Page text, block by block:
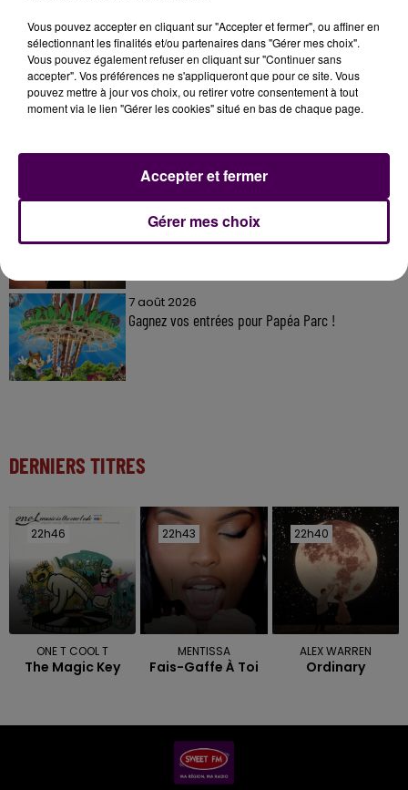
À LA UNE
7 août 2026
Inscrivez-vous au casting The Voice & The Voice
Kids !
7 août 2026
Gagnez vos entrées pour Papéa Parc !
DERNIERS TITRES
22h46
22h46
ONE T COOL T
The Magic Key
22h43
22h43
MENTISSA
Fais-Gaffe À Toi
22h40
22h40
ALEX WARREN
Ordinary
Vous pouvez accepter en cliquant sur "Accepter et fermer", ou affiner en
sélectionnant les finalités et/ou partenaires dans "Gérer mes choix".
Vous pouvez également refuser en cliquant sur "Continuer sans
accepter". Vos préférences ne s'appliqueront que pour ce site. Vous
pouvez mettre à jour vos choix, ou retirer votre consentement à tout
moment via le lien "Gérer les cookies" situé en bas de chaque page.
Gérer mes choix
Accepter et fermer